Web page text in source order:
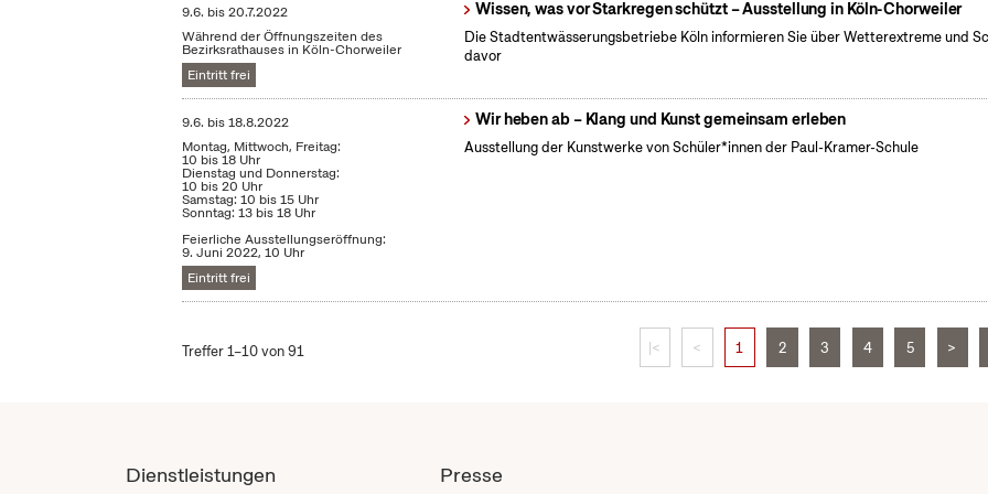
9.6. bis20.7.2022
Während der Öffnungszeiten des
Bezirksrathauses in Köln-Chorweiler
Eintritt frei
Wissen, was vor Starkregen schützt – Ausstellung in Köln-Chorweiler
Die Stadtentwässerungsbetriebe Köln informieren Sie über Wetterextreme und
davor
9.6. bis18.8.2022
Montag, Mittwoch, Freitag:
10 bis 18 Uhr
Dienstag und Donnerstag:
10 bis 20 Uhr
Samstag: 10 bis 15 Uhr
Sonntag: 13 bis 18 Uhr
Feierliche Ausstellungseröffnung:
9. Juni 2022, 10 Uhr
Eintritt frei
Wir heben ab – Klang und Kunst gemeinsam erleben
Ausstellung der Kunstwerke von Schüler*innen der Paul-Kramer-Schule
Treffer 1–10 von 91 |< < 1 2 3 4 5 >
Dienstleistungen Presse